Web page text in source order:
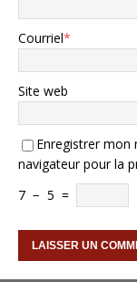
Courriel*
Site web
Enregistrer
navigateur pour la
7 − 5 =